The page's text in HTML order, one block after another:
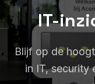
IT-
Blijf op de
in IT, security